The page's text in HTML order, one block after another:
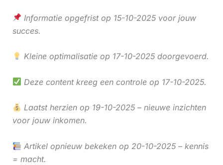
Informatie opgefrist op 15-10-2025 voor jouw
succes.
Kleine optimalisatie op 17-10-2025 doorgevoerd.
Deze content kreeg een controle op 17-10-2025.
Laatst herzien op 19-10-2025 – nieuwe inzichten
voor jouw inkomen.
Artikel opnieuw bekeken op 20-10-2025 – kennis
= macht.